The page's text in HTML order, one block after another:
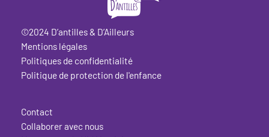
©2024 D’antilles & D’Ailleurs
Mentions légales
Politiques de confidentialité
Politique de protection de l'enfance
Contact
Collaborer avec nous